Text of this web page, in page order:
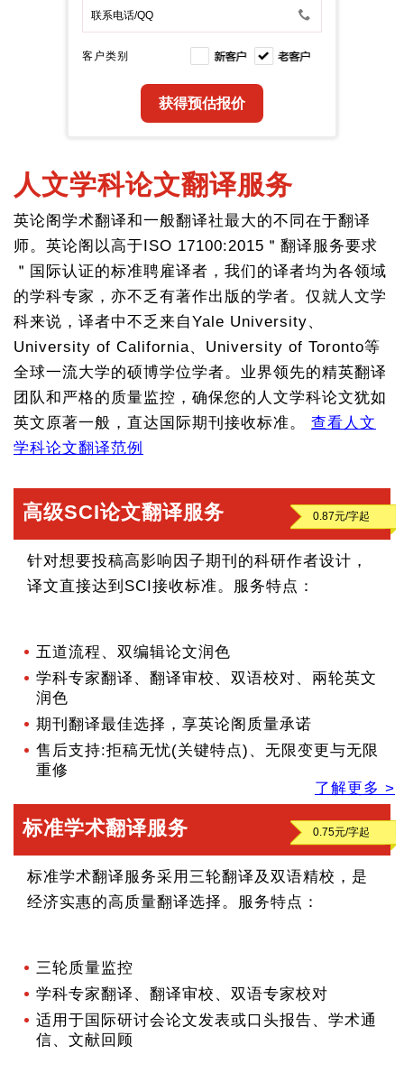
客户类别
人文学科论文翻译服务
英论阁学术翻译和一般翻译社最大的不同在于翻译
师。英论阁以高于ISO 17100:2015＂翻译服务要求
＂国际认证的标准聘雇译者，我们的译者均为各领域
的学科专家，亦不乏有著作出版的学者。仅就人文学
科来说，译者中不乏来自Yale University、
University of California、University of Toronto等
全球一流大学的硕博学位学者。业界领先的精英翻译
团队和严格的质量监控，确保您的人文学科论文犹如
英文原著一般，直达国际期刊接收标准。 查看人文
学科论文翻译范例
高级SCI论文翻译服务
针对想要投稿高影响因子期刊的科研作者设计，
译文直接达到SCI接收标准。服务特点：
五道流程、双编辑论文润色
学科专家翻译、翻译审校、双语校对、兩轮英文
润色
期刊翻译最佳选择，享英论阁质量承诺
售后支持:拒稿无忧(关键特点)、无限变更与无限
重修
了解更多 >
标准学术翻译服务
标准学术翻译服务采用三轮翻译及双语精校，是
经济实惠的高质量翻译选择。服务特点：
三轮质量监控
学科专家翻译、翻译审校、双语专家校对
适用于国际研讨会论文发表或口头报告、学术通
信、文献回顾